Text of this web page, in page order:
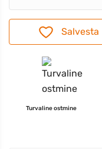
Salvesta
Turvaline ostmine